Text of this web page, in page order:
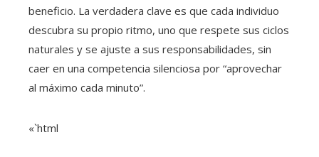
beneficio. La verdadera clave es que cada individuo
descubra su propio ritmo, uno que respete sus ciclos
naturales y se ajuste a sus responsabilidades, sin
caer en una competencia silenciosa por “aprovechar
al máximo cada minuto”.
«`html